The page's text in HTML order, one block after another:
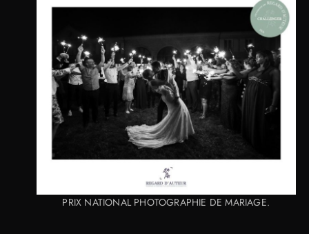
PRIX NATIONAL PHOTOGRAPHIE DE MARIAGE.